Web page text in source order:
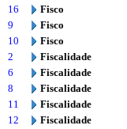
16
Fisco
9
Fisco
10
Fisco
2
Fiscalidade
6
Fiscalidade
8
Fiscalidade
11
Fiscalidade
12
Fiscalidade